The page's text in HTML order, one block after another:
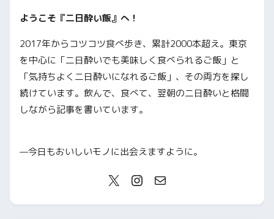
ようこそ『二日酔い飯』へ！
2017年からコツコツ食べ歩き、累計2000本超え。東京
を中心に「二日酔いでも美味しく食べられるご飯」と
「気持ちよく二日酔いになれるご飯」、その両方を探し
続けています。飲んで、食べて、翌朝の二日酔いと格闘
しながら記事を書いています。
—今日もおいしいモノに出会えますように。